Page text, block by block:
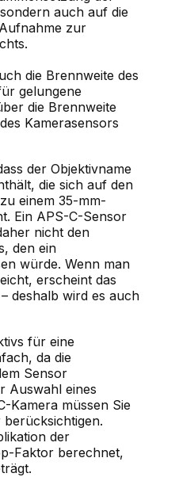
auch auf die
zur
die Brennweite des
gelungene
die Brennweite
Kamerasensors
der Objektivname
die sich auf den
einem 35-mm-
Ein APS-C-Sensor
nicht den
den ein
würde. Wenn man
erscheint das
deshalb wird es auch
für eine
da die
Sensor
Auswahl eines
Kamera müssen Sie
der
Faktor berechnet,